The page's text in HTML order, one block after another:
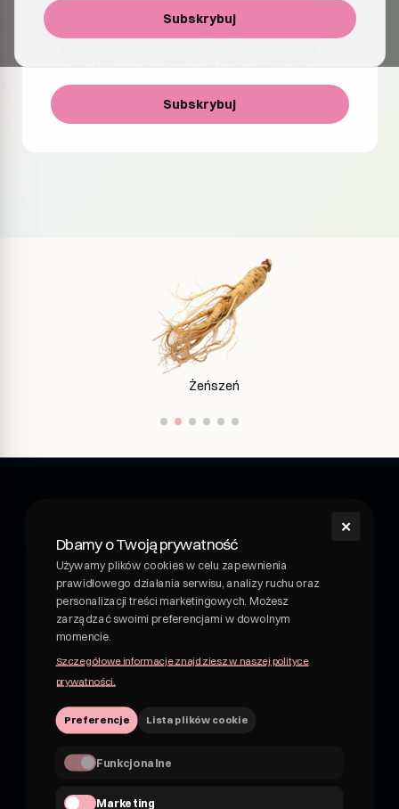
Subskrybuj
Wyrażam zgodę na otrzymywanie e-maili z informacjami
o produktach, aktualizacjach i ofertach specjalnych. Mogę
Subskrybuj
Żeńszeń
✕
Dbamy o Twoją prywatność
Używamy plików cookies w celu zapewnienia
prawidłowego działania serwisu, analizy ruchu oraz
personalizacji treści marketingowych. Możesz
zarządzać swoimi preferencjami w dowolnym
momencie.
Szczegółowe informacje znajdziesz w naszej polityce
prywatności.
Preferencje Lista plików cookie
Funkcjonalne
Marketing
Shroom - napój wellness z grzybami leczniczymi.
Funkcjonalny napój z grzybami leczniczymi. Adaptogeny i
rośliny w pysznych, owocowych napojach. Nie kombucha,
nie piwo.
NIP 7162830959
hii@shroom4you.com
Na skróty
O shroomie